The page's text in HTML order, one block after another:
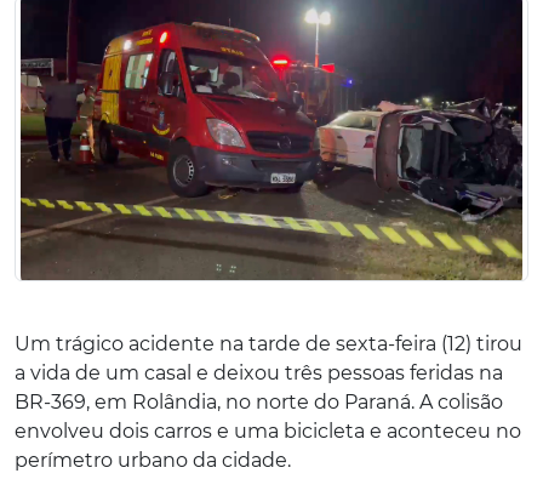
Um trágico acidente na tarde de sexta-feira (12) tirou
a vida de um casal e deixou três pessoas feridas na
BR-369, em Rolândia, no norte do Paraná. A colisão
envolveu dois carros e uma bicicleta e aconteceu no
perímetro urbano da cidade.